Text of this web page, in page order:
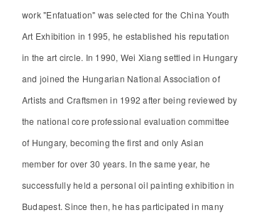
work "Enfatuation" was selected for the China Youth
Art Exhibition in 1995, he established his reputation
in the art circle. In 1990, Wei Xiang settled in Hungary
and joined the Hungarian National Association of
Artists and Craftsmen in 1992 after being reviewed by
the national core professional evaluation committee
of Hungary, becoming the first and only Asian
member for over 30 years. In the same year, he
successfully held a personal oil painting exhibition in
Budapest. Since then, he has participated in many